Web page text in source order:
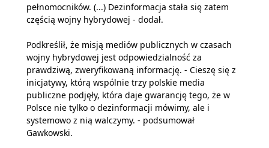
pełnomocników. (...) Dezinformacja stała się zatem
częścią wojny hybrydowej - dodał.
Podkreślił, że misją mediów publicznych w czasach
wojny hybrydowej jest odpowiedzialność za
prawdziwą, zweryfikowaną informację. - Cieszę się z
inicjatywy, którą wspólnie trzy polskie media
publiczne podjęły, która daje gwarancję tego, że w
Polsce nie tylko o dezinformacji mówimy, ale i
systemowo z nią walczymy. - podsumował
Gawkowski.